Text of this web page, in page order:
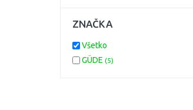
ZNAČKA
Všetko
GÜDE (5)